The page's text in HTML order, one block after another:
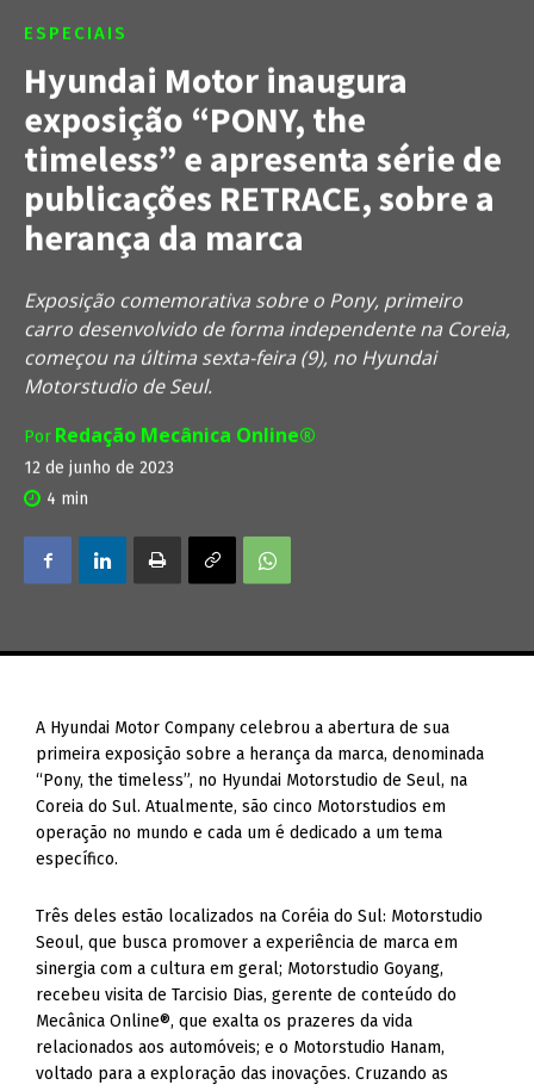
ESPECIAIS
Hyundai Motor inaugura
exposição “PONY, the
timeless” e apresenta série de
publicações RETRACE, sobre a
herança da marca
Exposição comemorativa sobre o Pony, primeiro
carro desenvolvido de forma independente na Coreia,
começou na última sexta-feira (9), no Hyundai
Motorstudio de Seul.
Por Redação Mecânica Online®
12 de junho de 2023
4 min
A Hyundai Motor Company celebrou a abertura de sua
primeira exposição sobre a herança da marca, denominada
“Pony, the timeless”, no Hyundai Motorstudio de Seul, na
Coreia do Sul. Atualmente, são cinco Motorstudios em
operação no mundo e cada um é dedicado a um tema
específico.
Três deles estão localizados na Coréia do Sul: Motorstudio
Seoul, que busca promover a experiência de marca em
sinergia com a cultura em geral; Motorstudio Goyang,
recebeu visita de Tarcisio Dias, gerente de conteúdo do
Mecânica Online®, que exalta os prazeres da vida
relacionados aos automóveis; e o Motorstudio Hanam,
voltado para a exploração das inovações. Cruzando as